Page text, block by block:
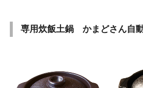
専用炊飯土鍋 かまどさん自